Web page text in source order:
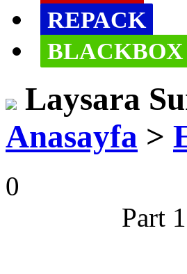
REPACK
BLACKBOX
Laysara
Anasayfa >
0
Part 1